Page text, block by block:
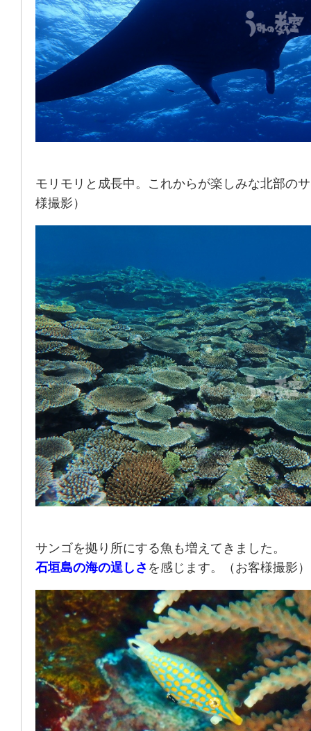
モリモリと成長中。これからが楽しみな北部の
様撮影）
サンゴを拠り所にする魚も増えてきました。
石垣島の海の逞しさ を感じます。（お客様撮影）